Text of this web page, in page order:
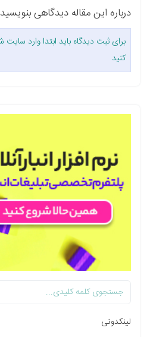
درباره این مقاله دیدگاهی
برای ثبت دیدگاه باید ابتدا وارد
کنید
لینکدونی